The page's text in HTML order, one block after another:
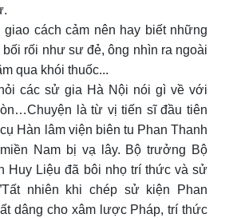
giao cách cảm nên hay biết những
rối như sư đẻ, ông nhìn ra ngoài
qua khói thuốc...
các sử gia Hà Nội nói gì về với
là từ vị tiến sĩ đầu tiên
Hàn lâm viện biên tu Phan Thanh
Nam bị vạ lây. Bộ trưởng Bộ
Huy Liệu đã bôi nhọ trí thức và sử
nhiên khi chép sử kiện Phan
dâng cho xâm lược Pháp, trí thức